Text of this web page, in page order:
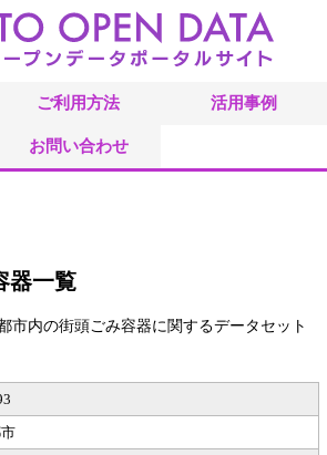
ご利用方法 活用事例
お問い合わせ
器一覧
市内の街頭ごみ容器に関するデータセット